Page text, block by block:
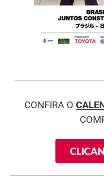
CONFIRA O